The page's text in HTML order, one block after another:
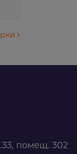
помещ. 302